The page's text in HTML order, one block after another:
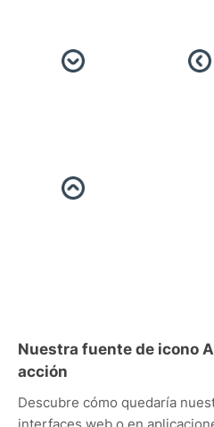
Nuestra fuente de icono
acción
Descubre cómo quedaría